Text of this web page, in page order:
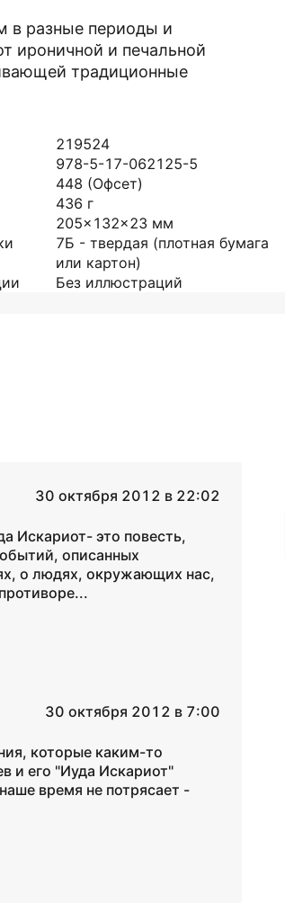
в разные периоды и
ироничной и печальной
традиционные
219524
978-5-17-062125-5
448 (Офсет)
436 г
205x132x23 мм
7Б - твердая (плотная бумага
или картон)
Без иллюстраций
30 октября 2012 в 22:02
Искариот- это повесть,
описанных
о людях, окружающих нас,
30 октября 2012 в 7:00
которые каким-то
и его "Иуда Искариот"
время не потрясает -